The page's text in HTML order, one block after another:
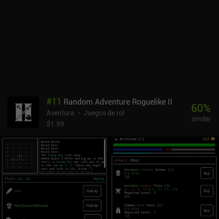
#11 Random Adventure Roguelike II
Aventura
Juegos de rol
$1.99
60%
similar